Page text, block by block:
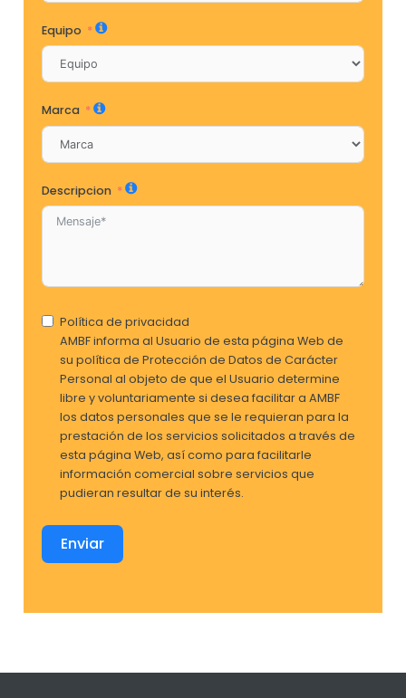
Equipo
Marca
Descripcion
Política de privacidad
AMBF informa al Usuario de esta página Web de
su política de Protección de Datos de Carácter
Personal al objeto de que el Usuario determine
libre y voluntariamente si desea facilitar a AMBF
los datos personales que se le requieran para la
prestación de los servicios solicitados a través de
esta página Web, así como para facilitarle
información comercial sobre servicios que
pudieran resultar de su interés.
Enviar